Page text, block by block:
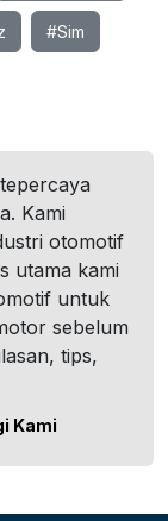
#Sim
Kami
otomotif
utama kami
untuk
sebelum
tips,
Kami